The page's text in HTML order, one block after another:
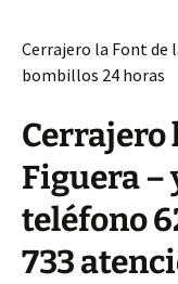
Cerrajero la Font de
bombillos 24 horas
Cerrajero
Figuera –
teléfono
733